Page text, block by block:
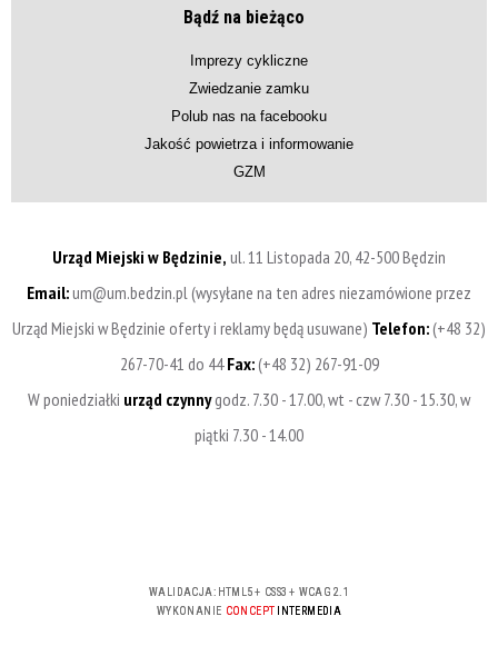
Bądź na bieżąco
Imprezy cykliczne
Zwiedzanie zamku
Polub nas na facebooku
Jakość powietrza i informowanie
GZM
Urząd Miejski w Będzinie, ul. 11 Listopada 20, 42-500 Będzin
Email:um@um.bedzin.pl (wysyłane na ten adres niezamówione przez
Urząd Miejski w Będzinie oferty i reklamy będą usuwane) Telefon:(+48 32)
267-70-41 do 44Fax:(+48 32) 267-91-09
W poniedziałki urząd czynnygodz. 7.30 - 17.00, wt - czw 7.30 - 15.30, w
piątki 7.30 - 14.00
WALIDACJA: HTML5+ CSS3 + WCAG 2.1
WYKONANIE CONCEPT INTERMEDIA